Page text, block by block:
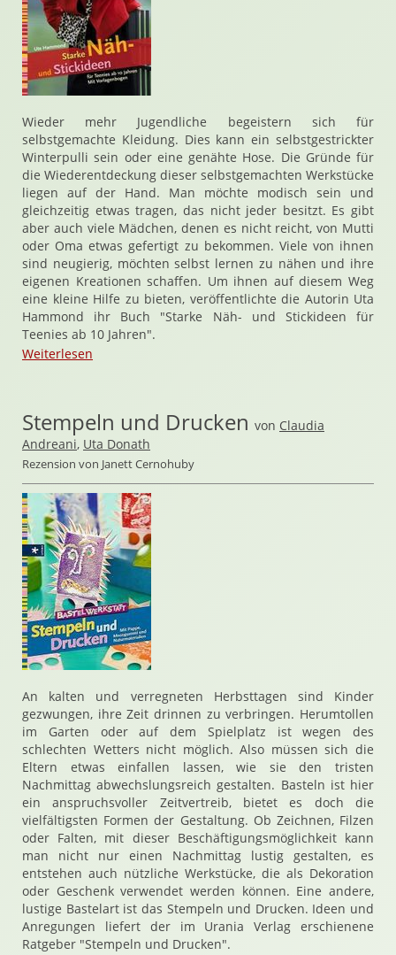
Wieder mehr Jugendliche begeistern sich für
selbstgemachte Kleidung. Dies kann ein selbstgestrickter
Winterpulli sein oder eine genähte Hose. Die Gründe für
die Wiederentdeckung dieser selbstgemachten Werkstücke
liegen auf der Hand. Man möchte modisch sein und
gleichzeitig etwas tragen, das nicht jeder besitzt. Es gibt
aber auch viele Mädchen, denen es nicht reicht, von Mutti
oder Oma etwas gefertigt zu bekommen. Viele von ihnen
sind neugierig, möchten selbst lernen zu nähen und ihre
eigenen Kreationen schaffen. Um ihnen auf diesem Weg
eine kleine Hilfe zu bieten, veröffentlichte die Autorin Uta
Hammond ihr Buch "Starke Näh- und Stickideen für
Teenies ab 10 Jahren".
Weiterlesen
Stempeln und Drucken von Claudia
Andreani, Uta Donath
Rezension von Janett Cernohuby
An kalten und verregneten Herbsttagen sind Kinder
gezwungen, ihre Zeit drinnen zu verbringen. Herumtollen
im Garten oder auf dem Spielplatz ist wegen des
schlechten Wetters nicht möglich. Also müssen sich die
Eltern etwas einfallen lassen, wie sie den tristen
Nachmittag abwechslungsreich gestalten. Basteln ist hier
ein anspruchsvoller Zeitvertreib, bietet es doch die
vielfältigsten Formen der Gestaltung. Ob Zeichnen, Filzen
oder Falten, mit dieser Beschäftigungsmöglichkeit kann
man nicht nur einen Nachmittag lustig gestalten, es
entstehen auch nützliche Werkstücke, die als Dekoration
oder Geschenk verwendet werden können. Eine andere,
lustige Bastelart ist das Stempeln und Drucken. Ideen und
Anregungen liefert der im Urania Verlag erschienene
Ratgeber "Stempeln und Drucken".